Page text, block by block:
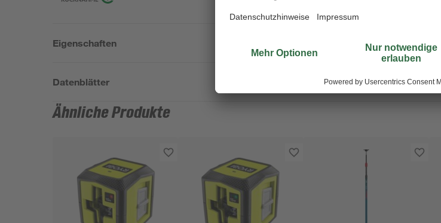
Eigenschaften
Datenblätter
Ähnliche Produkte